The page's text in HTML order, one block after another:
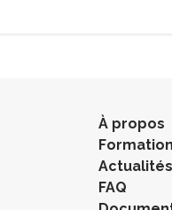
À propos
Actualités
FAQ